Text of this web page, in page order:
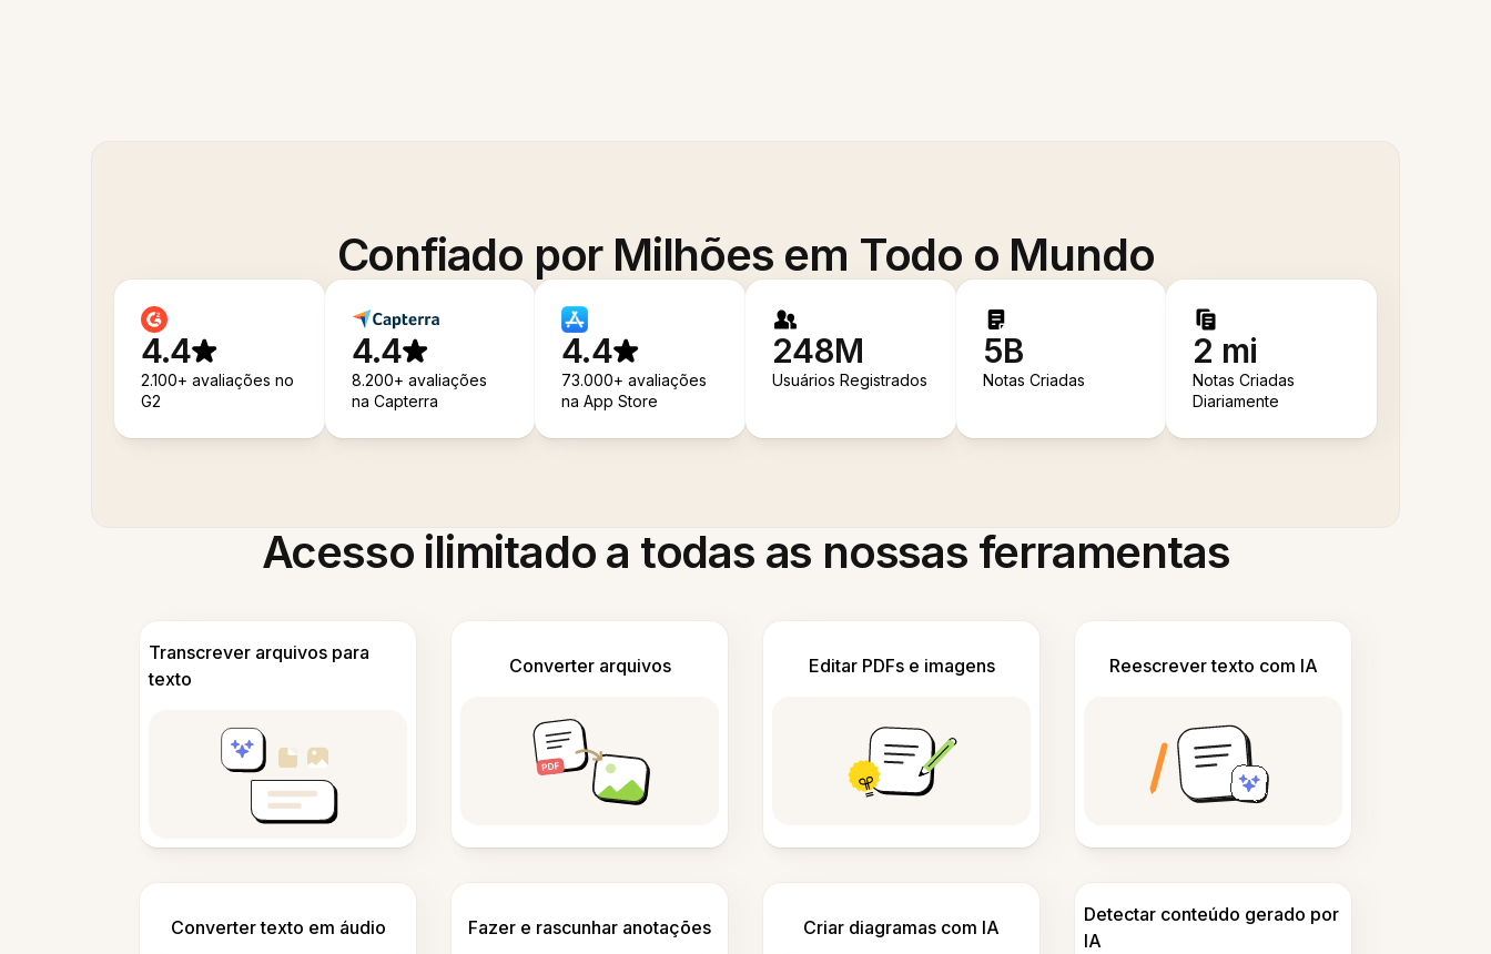
Confiado por Milhões em Todo o Mundo
4.4
2.100+ avaliações no
G2
4.4
8.200+ avaliações
na Capterra
4.4
73.000+ avaliações
na App Store
248M
Usuários Registrados
5B
Notas Criadas
2 mi
Notas Criadas
Diariamente
Acesso ilimitado a todas as nossas ferramentas
Transcrever arquivos para
texto
Converter arquivos Editar PDFs e imagens Reescrever texto com IA
Converter texto em áudio Fazer e rascunhar anotações Criar diagramas com IA
Detectar conteúdo gerado por
IA